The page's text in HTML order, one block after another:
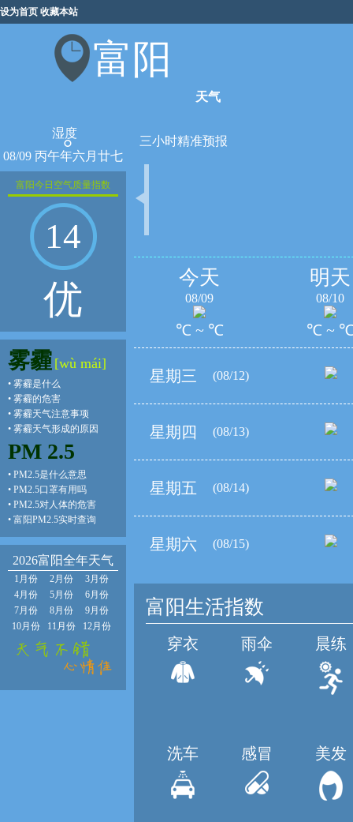
设为首页 收藏本站
富阳
天气
°
湿度
08/09 丙午年六月廿七
富阳今日空气质量指数
14
优
雾霾 [wù mái]
• 雾霾是什么
• 雾霾的危害
• 雾霾天气注意事项
• 雾霾天气形成的原因
PM 2.5
• PM2.5是什么意思
• PM2.5口罩有用吗
• PM2.5对人体的危害
• 富阳PM2.5实时查询
2026富阳全年天气
1月份 2月份
3月份
4月份
5月份
6月份
7月份
8月份
9月份
10月份
11月份 12月份
三小时精准预报
今天
08/09
℃ ~ ℃
明天
08/10
℃ ~
星期三 (08/12)
星期四 (08/13)
星期五 (08/14)
星期六 (08/15)
富阳生活指数
穿衣 雨伞 晨练
洗车 感冒 美发